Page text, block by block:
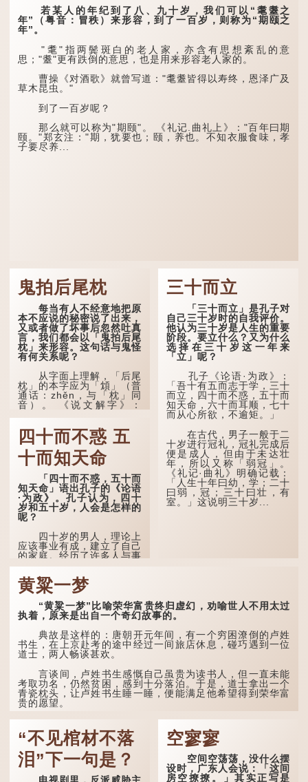
若某人的年纪到了八、九十岁，我们可以“耄耋之
年”（粤音：冒秩）来形容，到了一百岁，则称为“期颐之
年”。
"耄"指两鬓斑白的老人家，亦含有思想紊乱的意
思；"耋"更有跌倒的意思，也是用来形容老人家的。
曹操《对酒歌》就曾写道："耄耋皆得以寿终，恩泽广及
草木昆虫。"
到了一百岁呢？
那么就可以称为"期颐"。 《礼记.曲礼上》："百年曰期
颐。"郑玄注："期，犹要也；颐，养也。不知衣服食味，孝
子要尽养...
鬼拍后尾枕
每当有人不经意地把原
本不应说的秘密说了出来，
又或者做了坏事后忽然吐真
言，我们都会以「鬼拍后尾
枕」来形容。这句话与鬼怪
有何关系呢？
从字面上理解，「后尾
枕」的本字应为「䪴」（普
通话：zhěn，与「枕」同
音）。 《说文解字》：
民间流传有一种说法，
人会将一些不欲为人所知的
记忆藏于颈后之处。如果忽
然吐真言，就好像被不明东
西（如鬼魂）在后脑拍了一
下，藏在脑中的秘密便脱口
而出。
因此...
四十而不惑 五
十而知天命
「四十而不惑，五十而
知天命」语出孔子的《论语
·为政》。孔子认为，四十
岁和五十岁，人会是怎样的
呢？
四十岁的男人，理论上
应该事业有成，建立了自己
的家庭。经历了许多人与事
之后，对事物有了自己的判
断能力，不会轻易为表象所
迷惑。
孔子在《论语·子罕》
也说：「知者不惑，仁者不
忧，勇者不惧。」「知」与
智慧的「智」相通，四十岁
的男人应已累积足够智慧，
不再对自己的人生感到困
惑、忧虑与恐惧。
到了五十岁，...
三十而立
「三十而立」是孔子对
自己三十岁时的自我评价。
他认为三十岁是人生的重要
阶段。要立什么？又为什么
选择在三十岁这一年来
「立」呢？
孔子《论语·为政》：
「吾十有五而志于学，三十
而立，四十而不惑，五十而
知天命，六十而耳顺，七十
而从心所欲，不逾矩。」
在古代，男子一般于二
十岁进行冠礼，冠礼完成后
便是成人，但由于未达壮
年，所以又称「弱冠」。
《礼记·曲礼》明确记载：
「人生十年曰幼，学；二十
曰弱，冠；三十曰壮，有
室。」这说明三十岁...
黄粱一梦
“黄粱一梦”比喻荣华富贵终归虚幻，劝喻世人不用太过
执着，原来是出自一个奇幻故事的。
典故是这样的：唐朝开元年间，有一个穷困潦倒的卢姓
书生，在上京赴考的途中经过一间旅店休息，碰巧遇到一位
道士，两人畅谈甚欢。
言谈间，卢姓书生感慨自己虽贵为读书人，但一直未能
考取功名，仍然贫困，感到十分落泊。于是，道士拿出一个
青瓷枕头，让卢姓书生睡一睡，便能满足他希望得到荣华富
贵的愿望。
这时，...
“不见棺材不落
泪”下一句是？
空寥寥
空间空荡荡，没什么摆
设时，广东人会说：「这间
房空撩撩。」其实正写是